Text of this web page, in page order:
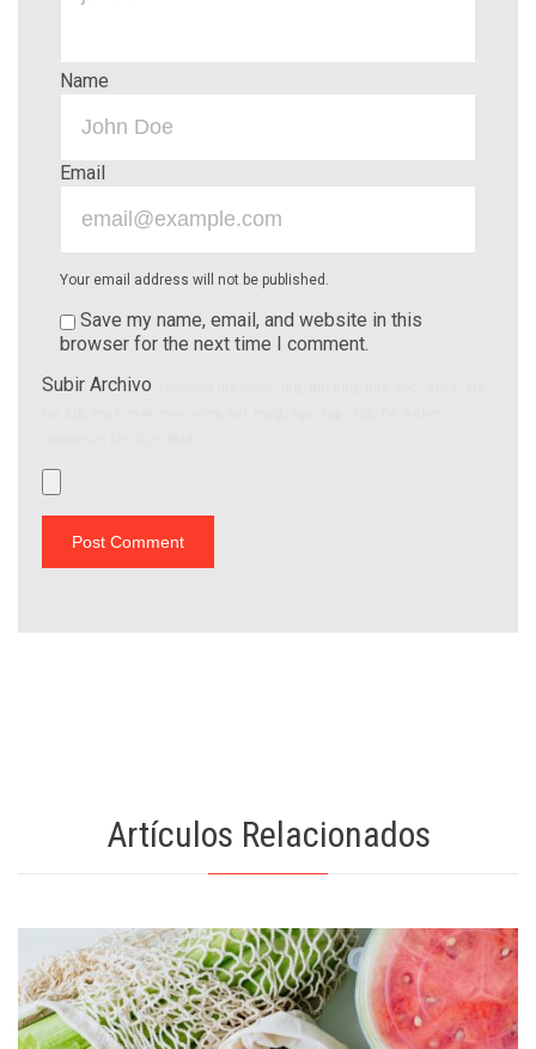
Name
Email
Your email address will not be published.
Save my name, email, and website in this
browser for the next time I comment.
Subir Archivo
Artículos Relacionados